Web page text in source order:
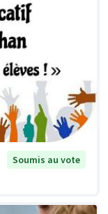
Soumis au vote